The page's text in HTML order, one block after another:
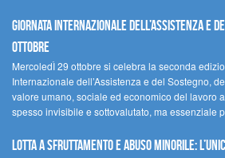
Giornata internazionale dell’assistenza e
ottobre
MercoledÌ 29 ottobre si celebra la seconda
Internazionale dell’Assistenza e del Sostegno,
valore umano, sociale ed economico del lavoro
spesso invisibile e sottovalutato, ma essenziale
Lotta a sfruttamento e abuso minorile: